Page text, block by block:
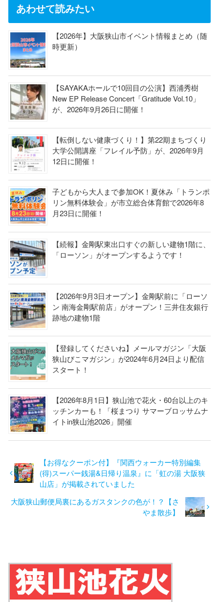
あわせて読みたい
【2026年】大阪狭山市イベント情報まとめ（随
時更新）
【SAYAKAホールで10回目の公演】西浦秀樹
New EP Release Concert「Gratitude Vol.10」
が、2026年9月26日に開催！
【転倒しない健康づくり！】第22期まちづくり
大学公開講座「フレイル予防」が、2026年9月
12日に開催！
子どもから大人まで参加OK！夏休み「トランポ
リン無料体験会」が市立総合体育館で2026年8
月23日に開催！
【続報】金剛駅東出口すぐの新しい建物1階に、
「ローソン」がオープンするようです！
【2026年9月3日オープン】金剛駅前に「ローソ
ン 南海金剛駅前店」がオープン！三井住友銀行
跡地の建物1階
【登録してくださいね】メールマガジン「大阪
狭山びこマガジン」が2024年6月24日より配信
スタート！
【2026年8月1日】狭山池で花火・60台以上のキ
ッチンカーも！「桜まつり サマーブロッサムナ
イトin狭山池2026」開催
【お得なクーポン付】『関西ウォーカー特別編集
(得)スーパー銭湯&日帰り温泉』に「虹の湯 大阪狭
山店」が掲載されていました
大阪狭山郵便局裏にあるガスタンクの色が！？【さ
やま散歩】